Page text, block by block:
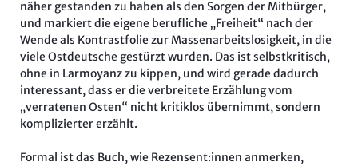
näher gestanden zu haben als den Sorgen der Mitbürger,
und markiert die eigene berufliche „Freiheit“ nach der
Wende als Kontrastfolie zur Massenarbeitslosigkeit, in die
viele Ostdeutsche gestürzt wurden. Das ist selbstkritisch,
ohne in Larmoyanz zu kippen, und wird gerade dadurch
interessant, dass er die verbreitete Erzählung vom
„verratenen Osten“ nicht kritiklos übernimmt, sondern
komplizierter erzählt.
Formal ist das Buch, wie Rezensent:innen anmerken,